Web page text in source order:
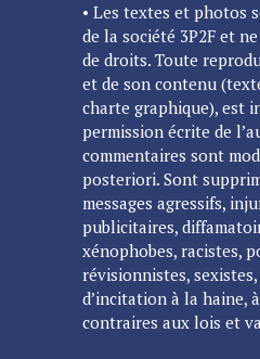
• Les textes et photos
de la société 3P2F et
de droits. Toute
et de son contenu
charte graphique), est
permission écrite de
commentaires sont
posteriori. Sont
messages agressifs,
publicitaires,
xénophobes, racistes,
révisionnistes,
d’incitation à la haine,
contraires aux lois et